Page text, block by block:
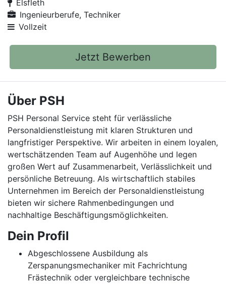
Elsfleth
Ingenieurberufe, Techniker
Vollzeit
Jetzt Bewerben
Über PSH
PSH Personal Service steht für verlässliche
Personaldienstleistung mit klaren Strukturen und
langfristiger Perspektive. Wir arbeiten in einem loyalen,
wertschätzenden Team auf Augenhöhe und legen
großen Wert auf Zusammenarbeit, Verlässlichkeit und
persönliche Betreuung. Als wirtschaftlich stabiles
Unternehmen im Bereich der Personaldienstleistung
bieten wir sichere Rahmenbedingungen und
nachhaltige Beschäftigungsmöglichkeiten.
Dein Profil
Abgeschlossene Ausbildung als
Zerspanungsmechaniker mit Fachrichtung
Frästechnik oder vergleichbare technische